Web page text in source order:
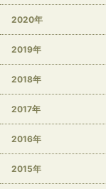
2020年
2019年
2018年
2017年
2016年
2015年